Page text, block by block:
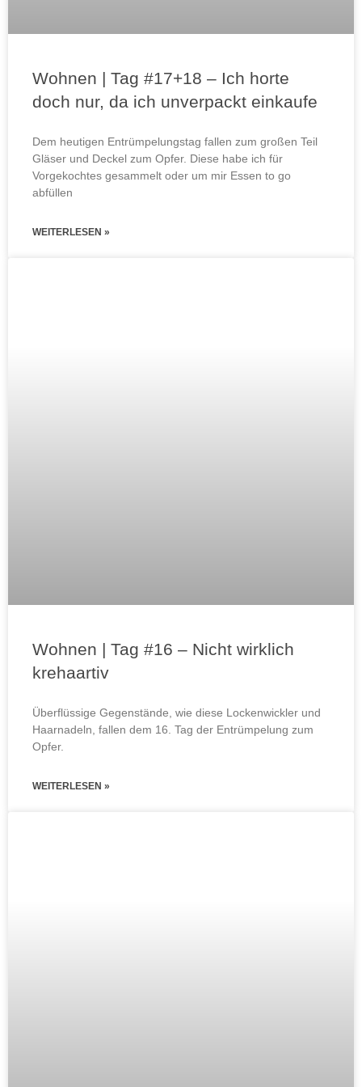
Wohnen | Tag #17+18 – Ich horte
doch nur, da ich unverpackt einkaufe
Dem heutigen Entrümpelungstag fallen zum großen Teil
Gläser und Deckel zum Opfer. Diese habe ich für
Vorgekochtes gesammelt oder um mir Essen to go
abfüllen
WEITERLESEN »
Wohnen | Tag #16 – Nicht wirklich
krehaartiv
Überflüssige Gegenstände, wie diese Lockenwickler und
Haarnadeln, fallen dem 16. Tag der Entrümpelung zum
Opfer.
WEITERLESEN »